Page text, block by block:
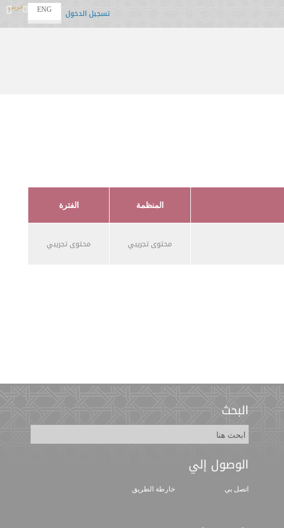
عربي ENG تسجيل الدخول
المنظمة الفترة
محتوى تجريبي محتوى تجريبي
البحث
الوصول إلي
اتصل بي خارطة الطريق